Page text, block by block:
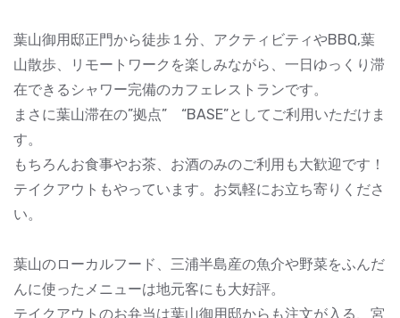
葉山御用邸正門から徒歩１分、アクティビティやBBQ,葉
山散歩、リモートワークを楽しみながら、一日ゆっくり滞
在できるシャワー完備のカフェレストランです。
まさに葉山滞在の”拠点” “BASE”としてご利用いただけま
す。
もちろんお食事やお茶、お酒のみのご利用も大歓迎です！
テイクアウトもやっています。お気軽にお立ち寄りくださ
い。
葉山のローカルフード、三浦半島産の魚介や野菜をふんだ
んに使ったメニューは地元客にも大好評。
テイクアウトのお弁当は葉山御用邸からも注文が入る、宮